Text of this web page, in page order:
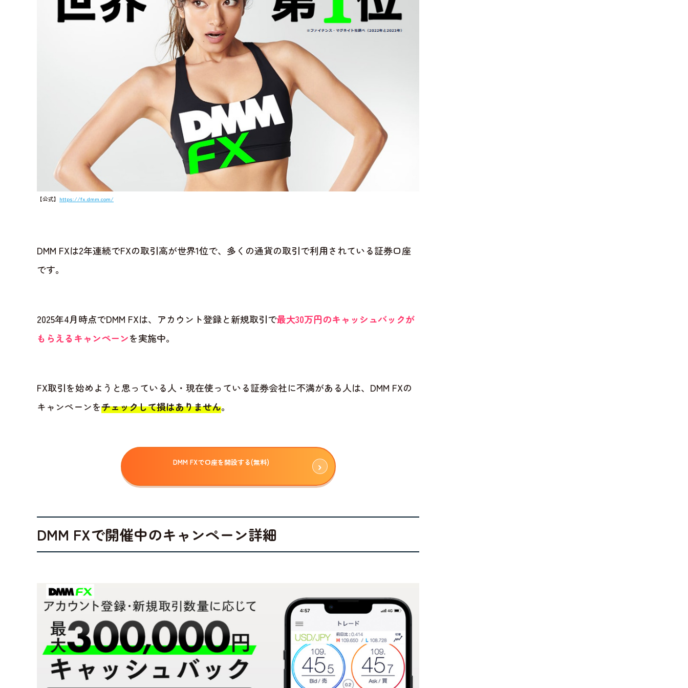
【公式】 https://fx.dmm.com/
DMM FXは2年連続でFXの取引高が世界1位で、多くの通貨の取引で利用されている証券口座
です。
2025年4月時点でDMM FXは、アカウント登録と新規取引で最大30万円のキャッシュバックが
もらえるキャンペーンを実施中。
FX取引を始めようと思っている人・現在使っている証券会社に不満がある人は、DMM FXの
キャンペーンをチェックして損はありません。
DMM FXで口座を開設する(無料)
DMM FXで開催中のキャンペーン詳細